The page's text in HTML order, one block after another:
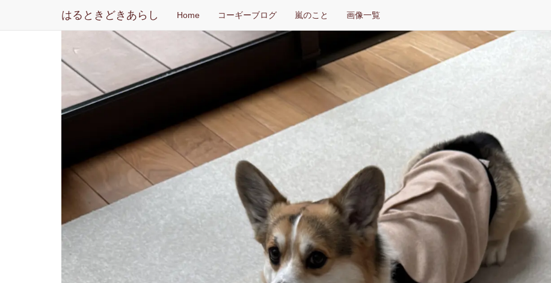
はるときどきあらし Home コーギーブログ 嵐のこと 画像一覧